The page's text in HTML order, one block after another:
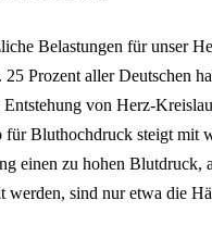
Belastungen für unser
25 Prozent aller Deutschen
von Herz-
Bluthochdruck steigt mit
einen zu hohen
werden, sind nur etwa die